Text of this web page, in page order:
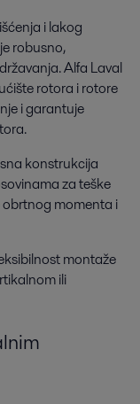
i lakog
robusno,
Alfa Laval
rotora i rotore
i garantuje
konstrukcija
za teške
obrtnog momenta i
montaže
ili